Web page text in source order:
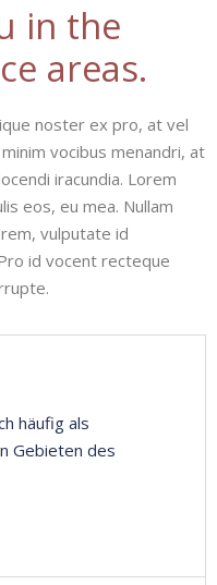
in the
areas.
noster ex pro, at vel
vocibus menandri, at
iracundia. Lorem
eos, eu mea. Nullam
vulputate id
id vocent recteque
häufig als
Gebieten des